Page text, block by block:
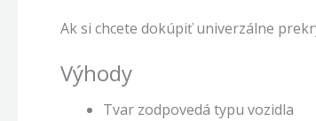
Ak si chcete dokúpiť univerzálne
Výhody
Tvar zodpovedá typu vozidla